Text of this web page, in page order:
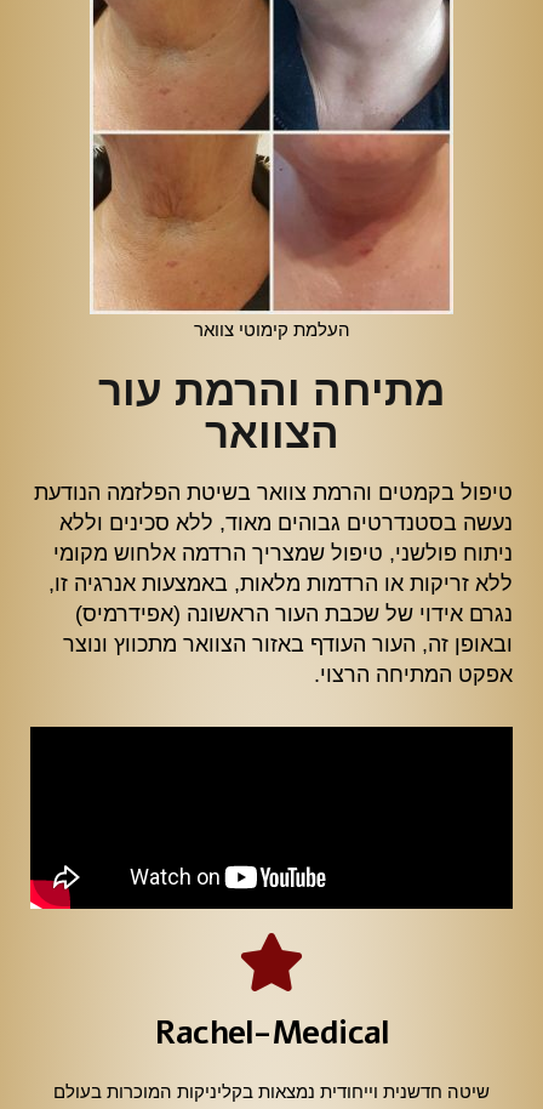
העלמת קימוטי צוואר
מתיחה והרמת עור
הצוואר
טיפול בקמטים והרמת צוואר בשיטת הפלזמה הנודעת
נעשה בסטנדרטים גבוהים מאוד, ללא סכינים וללא
ניתוח פולשני, טיפול שמצריך הרדמה אלחוש מקומי
ללא זריקות או הרדמות מלאות, באמצעות אנרגיה זו,
נגרם אידוי של שכבת העור הראשונה (אפידרמיס)
ובאופן זה, העור העודף באזור הצוואר מתכווץ ונוצר
אפקט המתיחה הרצוי.
Rachel-Medical
שיטה חדשנית וייחודית נמצאות בקליניקות המוכרות בעולם